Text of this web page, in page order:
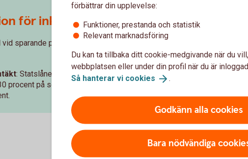
för inkomståret 2026
sparande på 400 000 kr. Nya regler för 2026 är att 300 000 kronor är
: Statslåneräntan 2,55 plus 1 procent gånger 100 000 blir
kr.
procent på schablonintäkten =
. Detta motsvarar en skatt på
förbättrar din upplevelse:
Funktioner, prestanda och statistik
Relevant marknadsföring
Du kan ta tillbaka ditt cookie-medgivande när du
webbplatsen eller under din profil när du är
Så hanterar vi cookies .
Godkänn alla cookies
Bara nödvändiga